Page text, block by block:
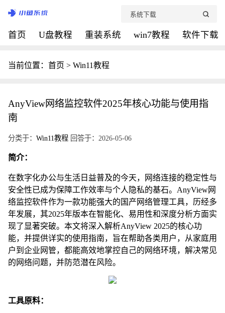
首页 U盘教程 重装系统 win7教程 软件下载
当前位置： 首页 > Win11教程
AnyView网络监控软件2025年核心功能与使用指
南
分类于： Win11教程 回答于：2026-05-06
简介：
在数字化办公与生活日益普及的今天，网络连接的稳定性与
安全性已成为保障工作效率与个人隐私的基石。AnyView网
络监控软件作为一款功能强大的国产网络管理工具，历经多
年发展，其2025年版本在智能化、易用性和深度分析方面实
现了显著突破。本文将深入解析AnyView 2025的核心功
能，并提供详实的使用指南，旨在帮助各类用户，从家庭用
户到企业网管，都能高效地掌控自己的网络环境，解决常见
的网络问题，并防范潜在风险。
工具原料：